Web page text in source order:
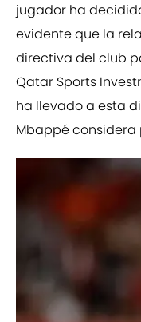
jugador ha
evidente que la
directiva del club
Qatar Sports
ha llevado a esta
Mbappé